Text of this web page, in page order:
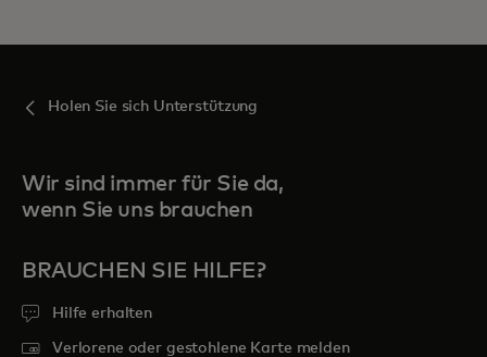
Holen Sie sich Unterstützung
Wir sind immer für Sie da,
wenn Sie uns brauchen
BRAUCHEN SIE HILFE?
Hilfe erhalten
Verlorene oder gestohlene Karte melden